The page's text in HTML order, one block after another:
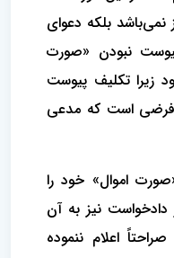
بلکه دعواى
نبودن «صورت
زیرا تکلیف پیوست
فرضى است که مدعى
اموال» خود را
نیز به آن
اعلام ننموده